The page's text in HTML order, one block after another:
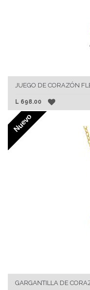
JUEGO DE CORAZÓN
L 698.00
Nuevo
GARGANTILLA DE